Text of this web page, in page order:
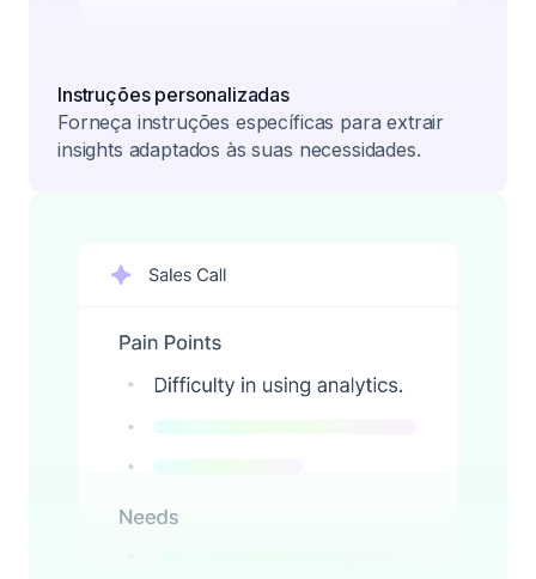
Instruções personalizadas
Forneça instruções específicas para extrair
insights adaptados às suas necessidades.